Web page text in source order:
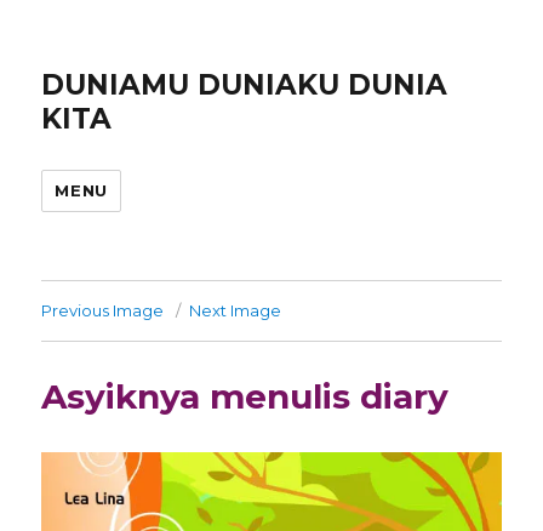
DUNIAMU DUNIAKU DUNIA
KITA
MENU
Previous Image Next Image
Asyiknya menulis diary